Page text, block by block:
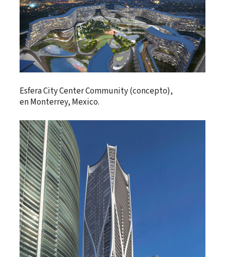
Esfera City Center Community (concepto),
en Monterrey, Mexico.